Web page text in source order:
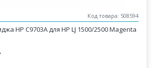
Код товара: 508594
HP C9703A для HP LJ 1500/2500 Magenta